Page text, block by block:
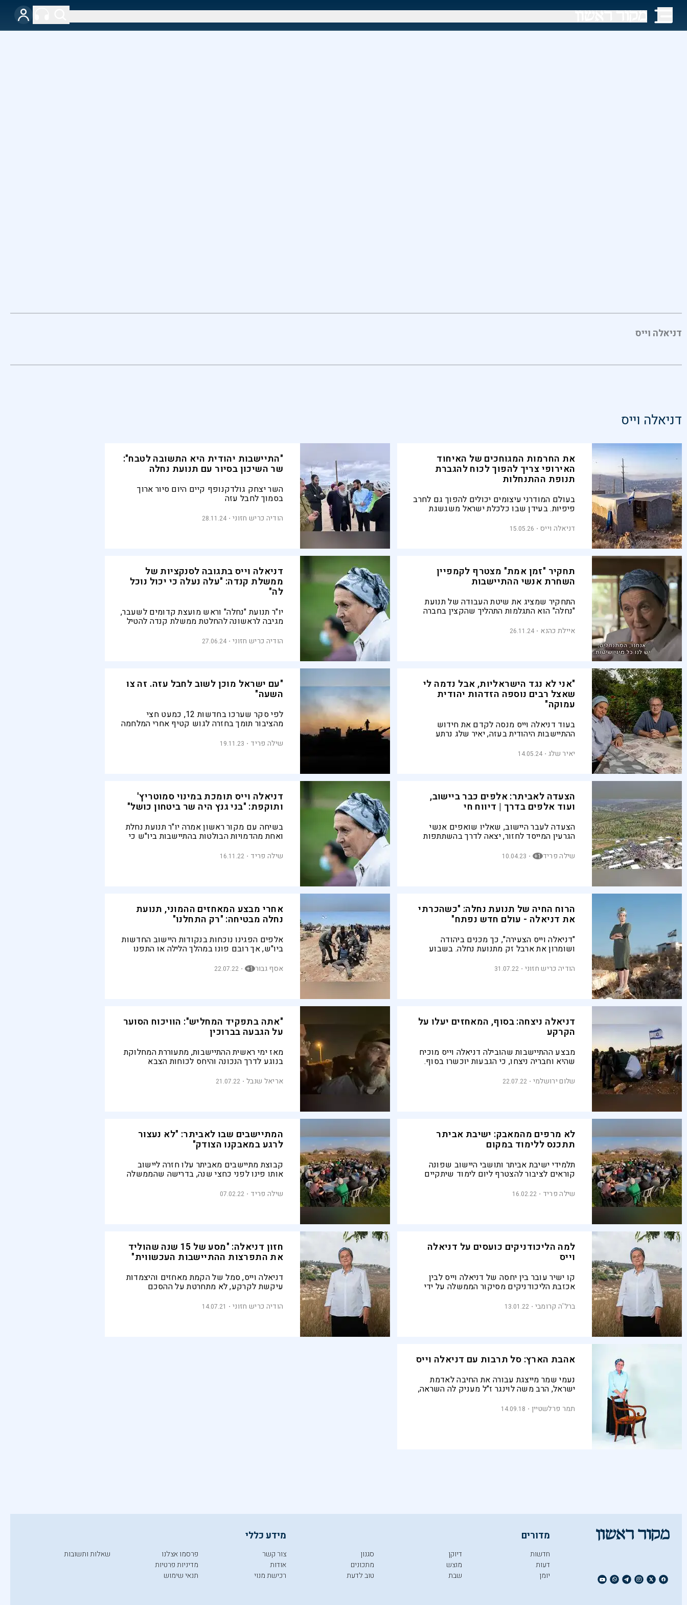
דניאלה וייס
דניאלה וייס
את החרמות המגוחכים של האיחוד
האירופי צריך להפוך לכוח להגברת
תנופת ההתנחלות
בעולם המודרני עיצומים יכולים להפוך גם לחרב
פיפיות. בעידן שבו כלכלת ישראל משגשגת
בהיקפו, הדרך היעילה ביותר להדוף את הגזירות
דניאלה וייס 15.05.26
"התיישבות יהודית היא התשובה לטבח":
שר השיכון בסיור עם תנועת נחלה
השר יצחק גולדקנופף קיים היום סיור ארוך
בסמוך לחבל עזה
הודיה כריש חזוני 28.11.24
תחקיר "זמן אמת" מצטרף לקמפיין
השחרת אנשי ההתיישבות
התחקיר שמציג את שיטת העבודה של תנועת
"נחלה" הוא התגלמות התהליך שהקצין בחברה
הרפורמה המשפטית וכעת במלחמה, של
איילת כהנא 26.11.24
דניאלה וייס בתגובה לסנקציות של
ממשלת קנדה: "עלה נעלה כי יכול נוכל
לה"
יו"ר תנועת "נחלה" וראש מועצת קדומים לשעבר,
מגיבה לראשונה להחלטת ממשלת קנדה להטיל
העולמית על מדינת ישראל - ההתקפה על
הודיה כריש חזוני 27.06.24
"אני לא נגד הישראליות, אבל נדמה לי
שאצל רבים נוספה הזדהות יהודית
עמוקה"
בעוד דניאלה וייס מנסה לקדם את חידוש
ההתיישבות היהודית בעזה, יאיר שלג נרתע
תמורת התקבלות ישראל במזרח התיכון. בשיחה
עליו |\ נפגשים מחדש- פרויקט מיוחד ליום
העצמאות
יאיר שלג 14.05.24
"עם ישראל מוכן לשוב לחבל עזה. זה צו
השעה"
לפי סקר שערכו בחדשות 12, כמעט חצי
מהציבור תומך בחזרה לגוש קטיף אחרי המלחמה
לרשות הפלסטינית
שילה פריד 19.11.23
הצעדה לאביתר: אלפים כבר ביישוב,
ועוד אלפים בדרך | דיווח חי
הצעדה לעבר היישוב, שאליו שואפים אנשי
הגרעין המייסד לחזור, יצאה לדרך בהשתתפות
ואישי ציבור רבים
שילה פריד1+
10.04.23
דניאלה וייס תומכת במינוי סמוטריץ'
ותוקפת: "בני גנץ היה שר ביטחון כושל"
בשיחה עם מקור ראשון אמרה יו"ר תנועת נחלת
ואחת מהדמויות הבולטות בהתיישבות ביו"ש כי
שגישתו הלאומית של סמוטריץ׳ ונחישותו,
שילה פריד 16.11.22
הרוח החיה של תנועת נחלה: "כשהכרתי
את דניאלה - עולם חדש נפתח"
"דניאלה וייס הצעירה", כך מכנים ביהודה
ושומרון את ארבל זק מתנועת נחלה. בשבוע
להעלאת גרעיני התיישבות על הקרקע, אספה
הודיה כריש חזוני 31.07.22
אחרי מבצע המאחזים ההמוני, תנועת
נחלה מבטיחה: "רק התחלנו"
אלפים הפגינו נוכחות בנקודות היישוב החדשות
ביו"ש, אך רובם פונו במהלך הלילה או התפנו
עד הקצה, בשעה שהבנייה הפלסטינית הלא
חוקית בשטחי C נמשכת ללא הפרעה
אסף גבור1+
22.07.22
דניאלה ניצחה: בסוף, המאחזים יעלו על
הקרקע
מבצע ההתיישבות שהובילה דניאלה וייס מוכיח
שהיא וחבריה ניצחו, כי הגבעות יוכשרו בסוף.
שהמראות השבוע היו נחסכים
שלום ירושלמי 22.07.22
"אתה בתפקיד המחליש": הוויכוח הסוער
על הגבעה בברוכין
מאז ימי ראשית ההתיישבות, מתעוררת המחלוקת
בנוגע לדרך הנכונה והיחס לכוחות הצבא
אתמול, לעיני בני נוער בעליה של תנועת נחלה
אריאל שנבל 21.07.22
לא מרפים מהמאבק: ישיבת אביתר
תתכנס ללימוד במקום
תלמידי ישיבת אביתר ותושבי היישוב שפונה
קוראים לציבור להצטרף ליום לימוד שיתקיים
לעלות כבר היום"
שילה פריד 16.02.22
המתיישבים שבו לאביתר: "לא נעצור
לרגע במאבקנו הצודק"
קבוצת מתיישבים מאביתר עלו חזרה ליישוב
אותו פינו לפני כחצי שנה, בדרישה שהממשלה
התירוצים"
שילה פריד 07.02.22
למה הליכודניקים כועסים על דניאלה
וייס
קו ישיר עובר בין יחסה של דניאלה וייס לבין
אכזבת הליכודניקים מסיקור הממשלה על ידי
ברל'ה קרומבי 13.01.22
חזון דניאלה: "מסע של 15 שנה שהוליד
את התפרצות ההתיישבות העכשווית"
דניאלה וייס, סמל של הקמת מאחזים והיצמדות
עיקשת לקרקע, לא מתחרטת על ההסכם
היא מסבירה מה הפך את היישוב הצעיר ליד
הודיה כריש חזוני 14.07.21
אהבת הארץ: סל תרבות עם דניאלה וייס
נעמי שמר מייצגת עבורה את החיבה לאדמת
ישראל, הרב משה לוינגר ז"ל מעניק לה השראה,
עם הרצל. היכרות עם ראש מועצת קדומים
ומזכ"ל "גוש אמונים" לשעבר
תמר פרלשטיין 14.09.18
מדורים
חדשות
דעות
יומן
דיוקן
מוצש
שבת
סגנון
מתכונים
טוב לדעת
מידע כללי
צור קשר
אודות
רכישת מנוי
פרסמו אצלנו
מדיניות פרטיות
תנאי שימוש
שאלות ותשובות